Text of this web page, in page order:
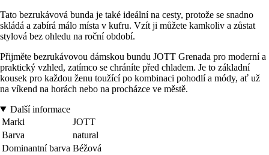
Tato bezrukávová bunda je také ideální na cesty, protože se snadno
skládá a zabírá málo místa v kufru. Vzít ji můžete kamkoliv a zůstat
stylová bez ohledu na roční období.
Přijměte bezrukávovou dámskou bundu JOTT Grenada pro moderní a
praktický vzhled, zatímco se chráníte před chladem. Je to základní
kousek pro každou ženu toužící po kombinaci pohodlí a módy, ať už
na víkend na horách nebo na procházce ve městě.
Další informace
Marki
JOTT
Barva
natural
Dominantní barva Béžová